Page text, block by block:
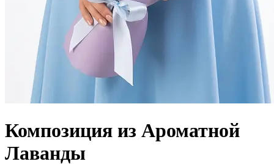
Композиция из Ароматной
Лаванды